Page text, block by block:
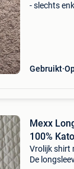
- slechts
Gebruikt
Mexx
100%
Vrolijk shirt
De